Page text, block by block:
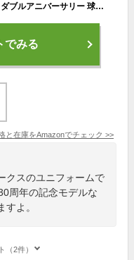
福岡ソフトバンク ホークス ユニフォーム ダブルアニバーサリー 球団創設85周年 ドーム開業30周年記念 公式ファンクラブ 限定 HAWKS ユニホーム Majestic (L)
でみる
と在庫をAmazonでチェック >>
クスのユニフォームで
周年の記念モデルな
よ。
（2件）